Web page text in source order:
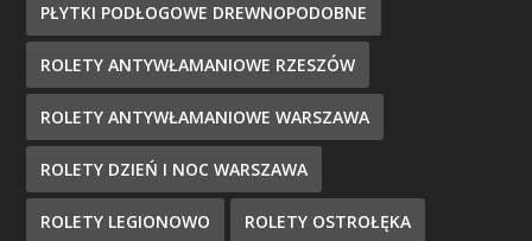
PŁYTKI PODŁOGOWE DREWNOPODOBNE
ROLETY ANTYWŁAMANIOWE RZESZÓW
ROLETY ANTYWŁAMANIOWE WARSZAWA
ROLETY DZIEŃ I NOC WARSZAWA
ROLETY LEGIONOWO ROLETY OSTROŁĘKA